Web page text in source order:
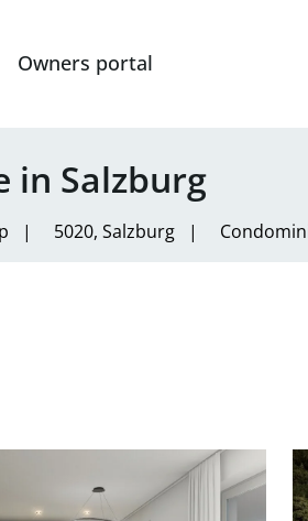
Owners portal
in Salzburg
| 5020, Salzburg |
- provisionsfreie 2-Zimmer-